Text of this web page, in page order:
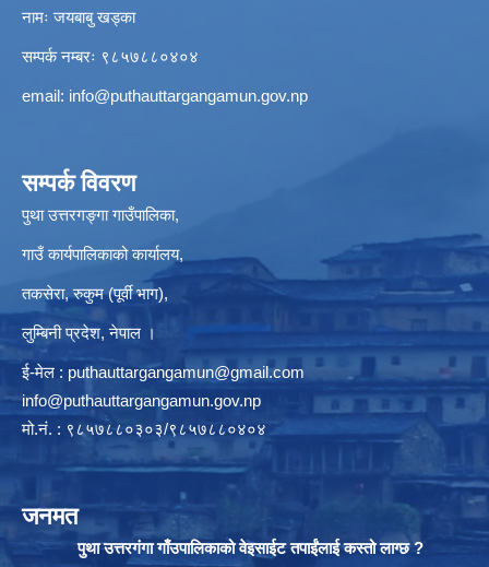
नामः जयबाबु खड्का
सम्पर्क नम्बरः ९८५७८८०४०४
email: info@puthauttargangamun.gov.np
सम्पर्क विवरण
पुथा उत्तरगङ्गा गाउँपालिका,
गाउँ कार्यपालिकाको कार्यालय,
तकसेरा, रुकुम (पूर्वी भाग),
लुम्बिनी प्रदेश, नेपाल ।
ई-मेल : puthauttargangamun@gmail.com
info@puthauttargangamun.gov.np
मो.नं. : ९८५७८८०३०३/९८५७८८०४०४
जनमत
पुथा उत्तरगंगा गाँउपालिकाको वेइसाईट तपाईंलाई कस्तो लाग्छ ?